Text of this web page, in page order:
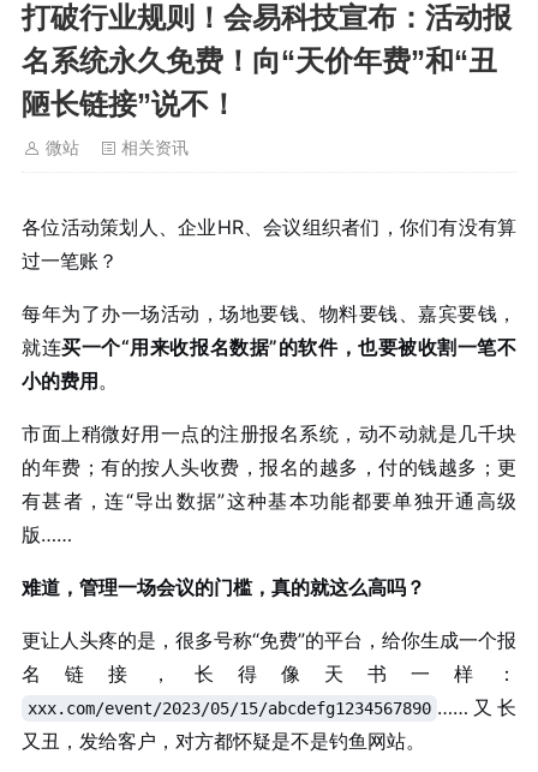
打破行业规则！会易科技宣布：活动报
名系统永久免费！向“天价年费”和“丑
陋长链接”说不！
微站 相关资讯
各位活动策划人、企业HR、会议组织者们，你们有没有算
过一笔账？
每年为了办一场活动，场地要钱、物料要钱、嘉宾要钱，
就连买一个“用来收报名数据”的软件，也要被收割一笔不
小的费用 。
市面上稍微好用一点的注册报名系统，动不动就是几千块
的年费；有的按人头收费，报名的越多，付的钱越多；更
有甚者，连“导出数据”这种基本功能都要单独开通高级
版……
难道，管理一场会议的门槛，真的就这么高吗？
更让人头疼的是，很多号称“免费”的平台，给你生成一个报
名链接，长得像天书一样：
xxx.com/event/2023/05/15/abcdefg1234567890 ……又长
又丑，发给客户，对方都怀疑是不是钓鱼网站。